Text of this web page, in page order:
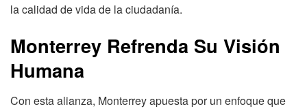
la calidad de vida de la ciudadanía.
Monterrey Refrenda Su Visión
Humana
Con esta alianza, Monterrey apuesta por un enfoque que